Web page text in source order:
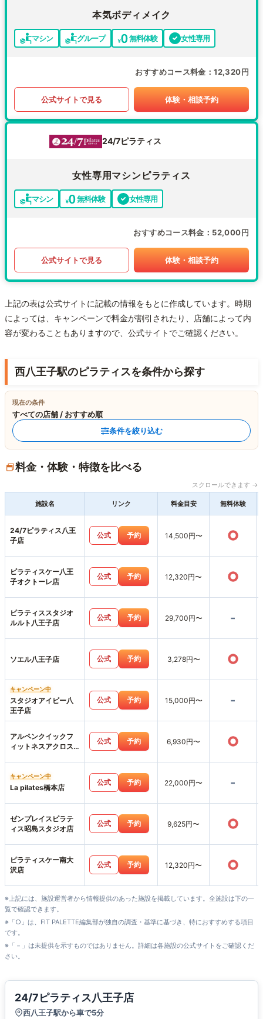
本気ボディメイク
マシン グループ 無料体験 女性専用
おすすめコース料金 12,320円
公式サイトで見る 体験・相談予約
24/7ピラティス
女性専用マシンピラティス
マシン 無料体験 女性専用
おすすめコース料金 52,000円
公式サイトで見る 体験・相談予約
上記の表は公式サイトに記載の情報をもとに作成しています。時期
によっては、キャンペーンで料金が割引されたり、店舗によって内
容が変わることもありますので、公式サイトでご確認ください。
西八王子駅のピラティスを条件から探す
現在の条件
すべての店舗 / おすすめ順
条件を絞り込む
料金・体験・特徴を比べる
スクロールできます →
施設名 リンク 料金目安 無料体験
24/7ピラティス八王
子店
公式 予約 14,500円〜 ○
ピラティスケー八王
子オクトーレ店
公式 予約 12,320円〜 ○
ピラティススタジオ
ルルト八王子店
公式 予約 29,700円〜 -
ソエル八王子店 公式 予約 3,278円〜 ○
キャンペーン中
スタジオアイビー八
王子店
公式 予約 15,000円〜 -
アルペンクイックフ
ィットネスアクロス
公式 予約 6,930円〜 ○
キャンペーン中
La pilates橋本店
公式 予約 22,000円〜 -
ゼンプレイスピラテ
ィス昭島スタジオ店
公式 予約 9,625円〜 ○
ピラティスケー南大
沢店
公式 予約 12,320円〜 ○
※上記には、施設運営者から情報提供のあった施設を掲載しています。全施設は下の一
覧で確認できます。
※「○」は、FIT PALETTE編集部が独自の調査・基準に基づき、特におすすめする項目
です。
※「－」は未提供を示すものではありません。詳細は各施設の公式サイトをご確認くだ
さい。
24/7ピラティス八王子店
西八王子駅から車で5分